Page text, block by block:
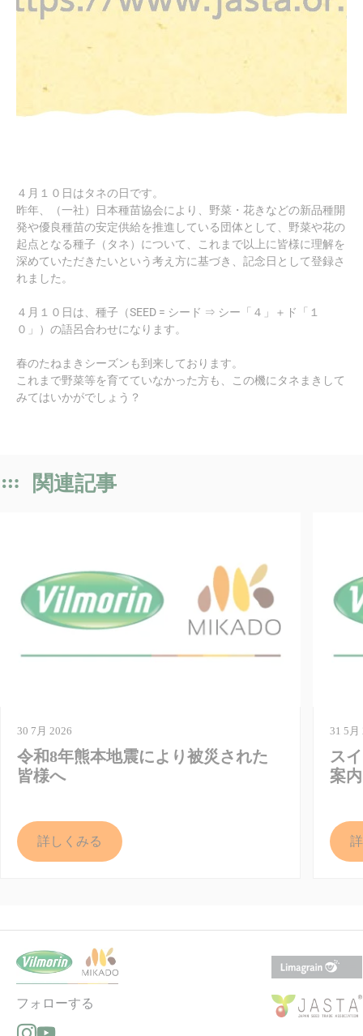
４月１０日はタネの日です。
昨年、（一社）日本種苗協会により、野菜・花きなどの新品種開
発や優良種苗の安定供給を推進している団体として、野菜や花の
起点となる種子（タネ）について、これまで以上に皆様に理解を
深めていただきたいという考え方に基づき、記念日として登録さ
れました。
４月１０日は、種子（SEED = シード ⇒ シー「４」＋ド「１
０」）の語呂合わせになります。
春のたねまきシーズンも到来しております。
これまで野菜等を育てていなかった方も、この機にタネまきして
みてはいかがでしょう？
関連記事
30 7月 2026
令和8年熊本地震により被災された
皆様へ
詳しくみる
31 5月
ス
案内
フォローする